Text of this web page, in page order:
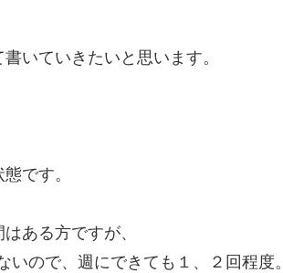
いていきたいと思います。
です。
ある方ですが、
ので、週にできても１、２回程度。